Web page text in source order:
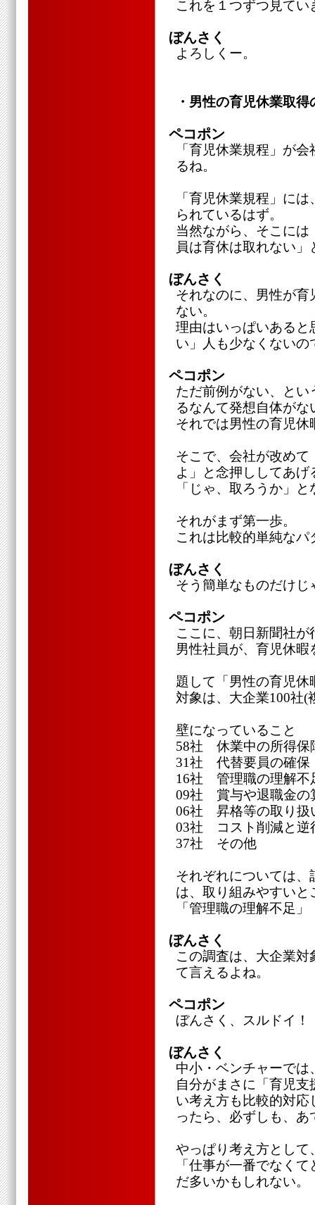
これを１つずつ見てい
ぼんさく
よろしくー。
・男性の育児休業取得
ペコポン
「育児休業規程」が
るね。
「育児休業規程」に
られているはず。
当然ながら、そこに
員は育休は取れない
ぼんさく
それなのに、男性が
ない。
理由はいっぱいあると
い」人も少なくないの
ペコポン
ただ前例がない、と
るなんて発想自体が
それでは男性の育児
そこで、会社が改め
よ」と念押ししてあげ
「じゃ、取ろうか」
それがまず第一歩。
これは比較的単純な
ぼんさく
そう簡単なものだけじ
ペコポン
ここに、朝日新聞社
男性社員が、育児休
題して「男性の育児休
対象は、大企業100社(
壁になっていること
58社 休業中の所得保
31社 代替要員の確保
16社 管理職の理解不
09社 賞与や退職金の
06社 昇格等の取り扱
03社 コスト削減と逆
37社 その他
それぞれについては
は、取り組みやすい
「管理職の理解不足」
ぼんさく
この調査は、大企業
て言えるよね。
ペコポン
ぼんさく、スルドイ！
ぼんさく
中小・ベンチャーで
自分がまさに「育児
い考え方も比較的対
ったら、必ずしも、
やっぱり考え方として
「仕事が一番でなく
だ多いかもしれない。